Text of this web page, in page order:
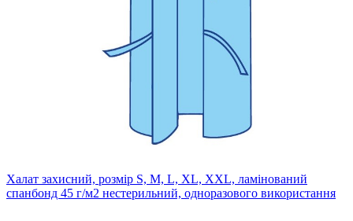
Халат захисний, розмір S, M, L, XL, XXL, ламінований
спанбонд 45 г/м2 нестерильний, одноразового використання